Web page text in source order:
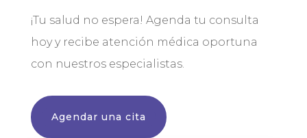
¡Tu salud no espera! Agenda tu consulta
hoy y recibe atención médica oportuna
con nuestros especialistas.
Agendar una cita